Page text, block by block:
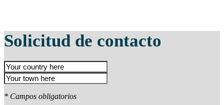
Solicitud de contacto
* Campos obligatorios